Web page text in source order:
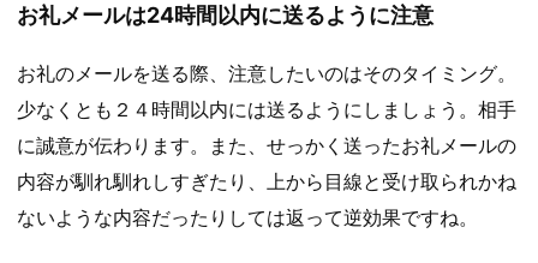
お礼メールは24時間以内に送るように注意
お礼のメールを送る際、注意したいのはそのタイミング。
少なくとも２４時間以内には送るようにしましょう。相手
に誠意が伝わります。また、せっかく送ったお礼メールの
内容が馴れ馴れしすぎたり、上から目線と受け取られかね
ないような内容だったりしては返って逆効果ですね。